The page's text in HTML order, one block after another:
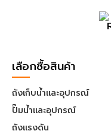
เลือกซื้อสินค้า
ถังเก็บน้ำและอุปกรณ์
ปั๊มน้ำและอุปกรณ์
ถังแรงดัน